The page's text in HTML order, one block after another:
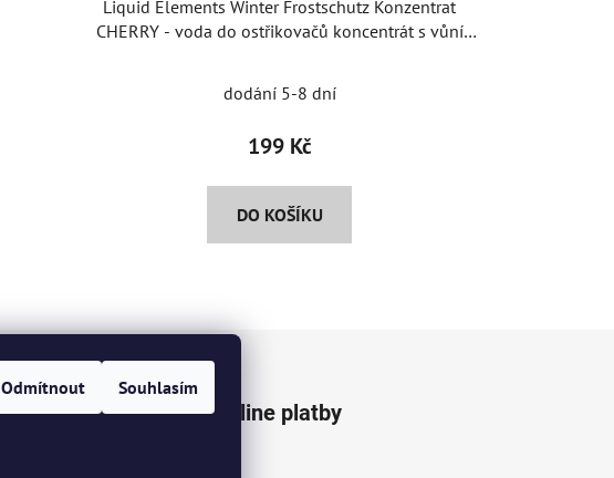
Odmítnout Souhlasím
Liquid Elements Winter Frostschutz Konzentrat
CHERRY - voda do ostřikovačů koncentrát s vůní
dodání 5-8 dní
199 Kč
DO KOŠÍKU
v
d
Přijímáme online platby